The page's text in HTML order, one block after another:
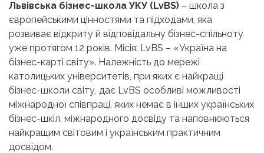
Львівська бізнес-школа УКУ (LvBS) – школа з
європейськими цінностями та підходами, яка
розвиває відкриту й відповідальну бізнес-спільноту
уже протягом 12 років. Місія: LvBS – «Україна на
бізнес-карті світу». Належність до мережі
католицьких університетів, при яких є найкращі
бізнес-школи світу, дає LvBS особливі можливості
міжнародної співпраці, яких немає в інших українських
бізнес-шкіл. міжнародного досвіду та наповнюються
найкращим світовим і українським практичним
досвідом.